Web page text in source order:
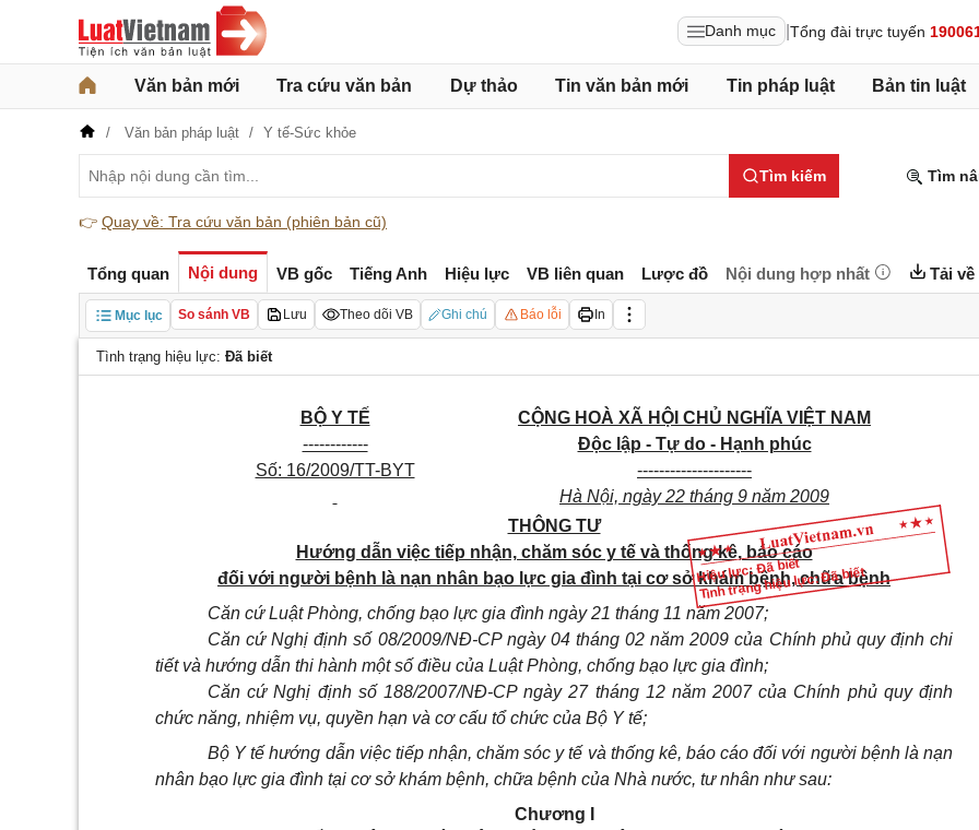
Danh mục Tổng đài trực tuyến
Văn bản mới Tra cứu văn bản Dự thảo Tin văn bản mới Tin pháp luật Bản tin luật
Văn bản pháp luật Y tế-Sức khỏe
Tìm kiếm Tìm
👉 Quay về: Tra cứu văn bản (phiên bản cũ)
Tổng quan Nội dung VB gốc Tiếng Anh Hiệu lực VB liên quan Lược đồ Nội dung hợp nhất Tải về
Mục lục So sánh VB Lưu Theo dõi VB Ghi chú Báo lỗi In
Tình trạng hiệu lực: Đã biết
Hiệu lực: Đã biết
Tình trạng hiệu lực: Đã biết
BỘ Y TẾ
------------
Số: 16/2009/TT-BYT
CỘNG HOÀ XÃ HỘI CHỦ NGHĨA VIỆT NAM
Độc lập - Tự do - Hạnh phúc
---------------------
Hà Nội, ngày 22 tháng 9 năm 2009
THÔNG TƯ
Hướng dẫn việc tiếp nhận, chăm sóc y tế và thống kê, báo cáo
đối với người bệnh là nạn nhân bạo lực gia đình tại cơ sở khám bệnh, chữa bệnh
Căn cứ Luật Phòng, chống bạo lực gia đình ngày 21 tháng 11 năm 2007;
Căn cứ Nghị định số 08/2009/NĐ-CP ngày 04 tháng 02 năm 2009 của Chính phủ quy định chi
tiết và hướng dẫn thi hành một số điều của Luật Phòng, chống bạo lực gia đình;
Căn cứ Nghị định số 188/2007/NĐ-CP ngày 27 tháng 12 năm 2007 của Chính phủ quy định
chức năng, nhiệm vụ, quyền hạn và cơ cấu tổ chức của Bộ Y tế;
Bộ Y tế hướng dẫn việc tiếp nhận, chăm sóc y tế và thống kê, báo cáo đối với người bệnh là nạn
nhân bạo lực gia đình tại cơ sở khám bệnh, chữa bệnh của Nhà nước, tư nhân như sau:
Chương I